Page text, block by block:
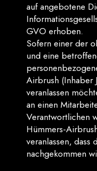
auf angebotene
GVO erhoben.
Sofern einer der
und eine
Airbrush (Inhaber
veranlassen
an einen
Verantwortlichen
Hümmers-
veranlassen,
nachgekommen